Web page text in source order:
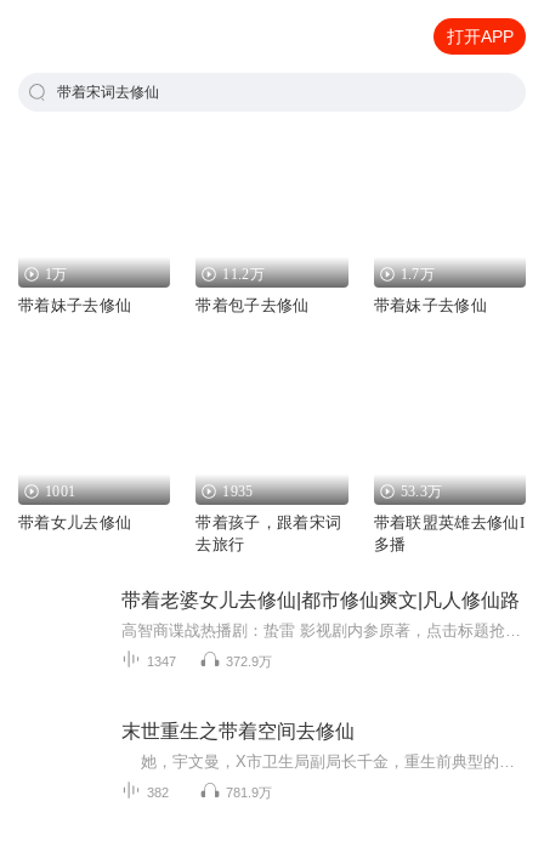
打开APP
带着宋词去修仙
1万
带着妹子去修仙
11.2万
带着包子去修仙
1.7万
带着妹子去修仙
1001
带着女儿去修仙
1935
带着孩子，跟着宋词
去旅行
53.3万
带着联盟英雄去修仙I
多播
带着老婆女儿去修仙|都市修仙爽文|凡人修仙路
1347 372.9万
末世重生之带着空间去修仙
382 781.9万